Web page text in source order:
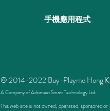
手機應用程式
© 2014-2022 Buy-Playmo Hong
A Company of Advanext Smart Technology Ltd.
This web site is not owned, operated, sponsored